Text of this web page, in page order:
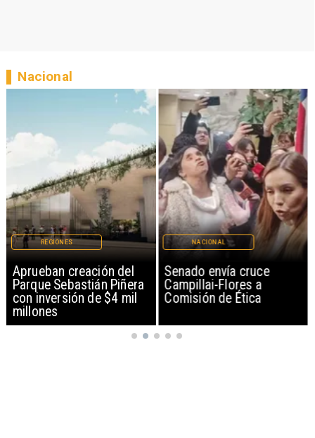
Aprueban creación del
Parque Sebastián Piñera
con inversión de $4 mil
millones
REGIONES
Senado envía cruce
Campillai-Flores a
Comisión de Ética
NACIONAL
Nacional